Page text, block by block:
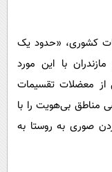
کشوری، «حدود یک
با این مورد
معضلات تقسیمات
مناطق بی‌هویت را با
صوری به روستا به